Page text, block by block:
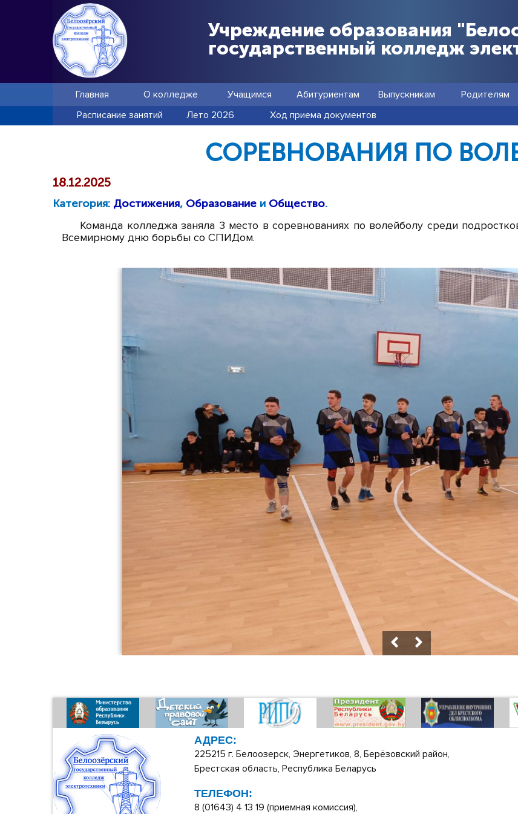
Учреждение образования
государственный колледж
Главная О колледже Учащимся Абитуриентам Выпускникам Родителям
Расписание занятий
Лето 2026 Ход приема документов
СОРЕВНОВАНИЯ ПО
18.12.2025
Категория: Достижения, Образование и Общество.
Команда колледжа заняла 3 место в соревнованиях по волейболу среди
Всемирному дню борьбы со СПИДом.
АДРЕС:
225215 г. Белоозерск, Энергетиков, 8, Берёзовский район,
Брестская область, Республика Беларусь
ТЕЛЕФОН:
8 (01643) 4 13 19 (приемная комиссия),